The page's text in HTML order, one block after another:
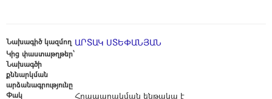
Նախագիծ կազմող ԱՐՏԱԿ ՍՏԵՓԱՆՅԱՆ
Կից փաստաթղթեր՝
Նախագծի
քննարկման
արձանագրությունը
Փակ
Հրապարակման ենթակա է